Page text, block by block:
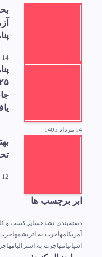
14 مرداد 1405
14 مرداد 1405
12 مرداد 1405
ابر برچسب ها
دسته‌بندی نشدهسایر کسب و
آمریکامهاجرت به اتریشمهاجرت
اسپانیامهاجرت به استرالیا